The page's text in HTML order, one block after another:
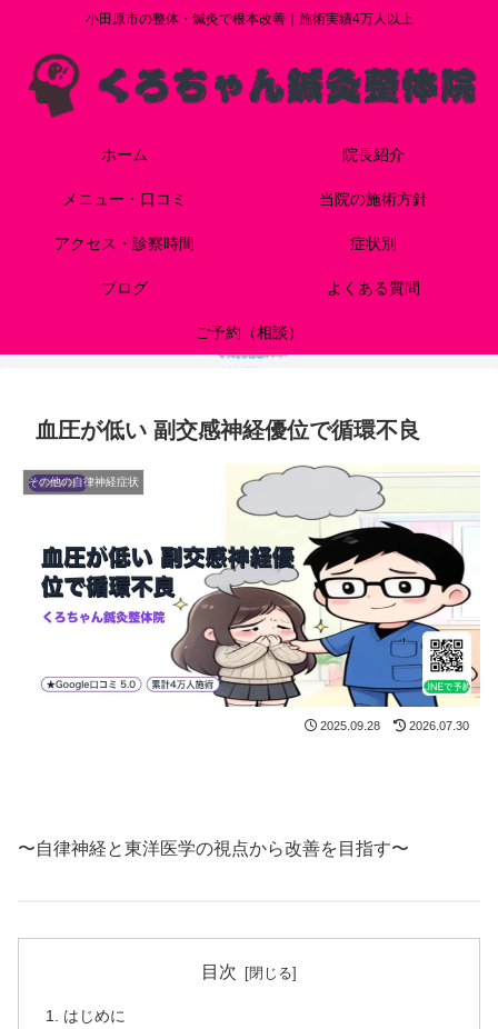
小田原市の整体・鍼灸で根本改善｜施術実績4万人以上
ホーム 院長紹介
メニュー・口コミ 当院の施術方針
アクセス・診察時間 症状別
ブログ よくある質問
ご予約（相談）
血圧が低い 副交感神経優位で循環不良
その他の自律神経症状
2025.09.28 2026.07.30
〜自律神経と東洋医学の視点から改善を目指す〜
目次
はじめに